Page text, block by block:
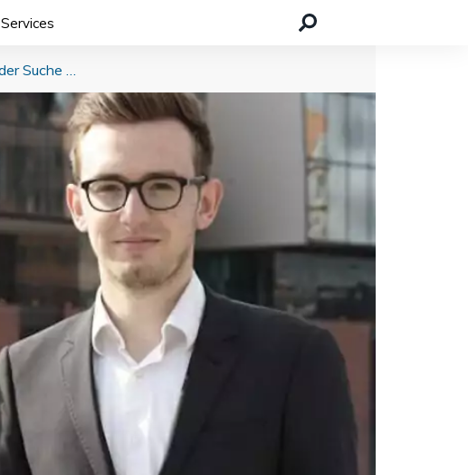
Services
Mondosano hilft chronisch kranken Menschen bei der Suche nach einer klinischen Studie